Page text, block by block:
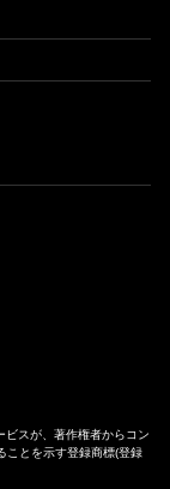
スが、著作権者からコン
ことを示す登録商標(登録